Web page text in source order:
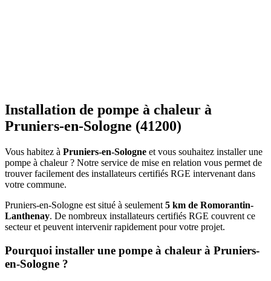
Installation de pompe à chaleur à
Pruniers-en-Sologne (41200)
Vous habitez à Pruniers-en-Sologne et vous souhaitez installer une
pompe à chaleur ? Notre service de mise en relation vous permet de
trouver facilement des installateurs certifiés RGE intervenant dans
votre commune.
Pruniers-en-Sologne est situé à seulement 5 km de Romorantin-
Lanthenay. De nombreux installateurs certifiés RGE couvrent ce
secteur et peuvent intervenir rapidement pour votre projet.
Pourquoi installer une pompe à chaleur à Pruniers-
en-Sologne ?